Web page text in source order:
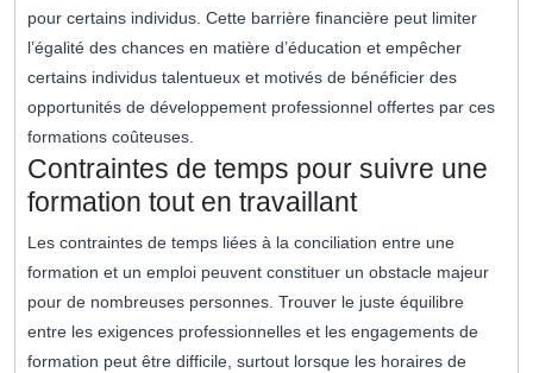
pour certains individus. Cette barrière financière peut limiter
l’égalité des chances en matière d’éducation et empêcher
certains individus talentueux et motivés de bénéficier des
opportunités de développement professionnel offertes par ces
formations coûteuses.
Contraintes de temps pour suivre une
formation tout en travaillant
Les contraintes de temps liées à la conciliation entre une
formation et un emploi peuvent constituer un obstacle majeur
pour de nombreuses personnes. Trouver le juste équilibre
entre les exigences professionnelles et les engagements de
formation peut être difficile, surtout lorsque les horaires de